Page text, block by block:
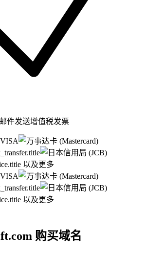
件发送增值税发票
以及更多
以及更多
购买域名